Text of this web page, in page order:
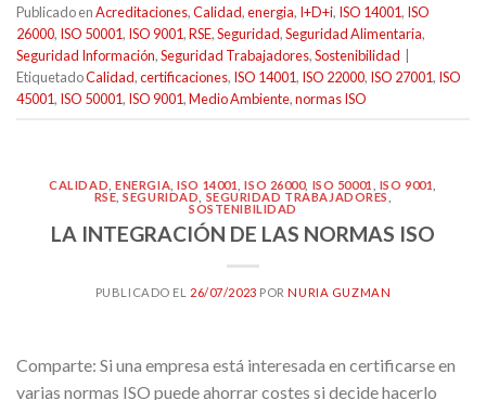
Publicado enAcreditaciones,Calidad,energia, I+D+i, ISO 14001, ISO
26000, ISO 50001, ISO 9001,RSE,Seguridad,Seguridad Alimentaria,
Seguridad Información,Seguridad Trabajadores,Sostenibilidad
EtiquetadoCalidad,certificaciones, ISO 14001, ISO 22000, ISO 27001, ISO
45001, ISO 50001, ISO 9001,Medio Ambiente,normas ISO
CALIDAD ,ENERGIA ,ISO 14001 ,ISO 26000, ISO 50001 ISO 9001
RSE ,SEGURIDAD SEGURIDAD TRABAJADORES
SOSTENIBILIDAD
LA INTEGRACIÓN DE LAS NORMAS ISO
PUBLICADO EL 26/07/2023 PORNURIA GUZMAN
Comparte: Si una empresa está interesada en certificarse en
varias normas ISO puede ahorrar costes si decide hacerlo